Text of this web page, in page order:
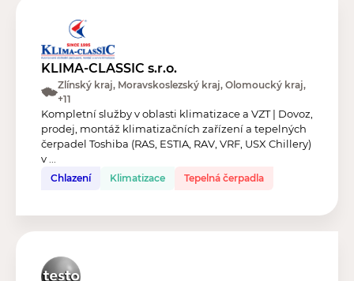
KLIMA-CLASSIC s.r.o.
Zlínský kraj, Moravskoslezský kraj, Olomoucký kraj,
+11
Kompletní služby v oblasti klimatizace a VZT | Dovoz,
prodej, montáž klimatizačních zařízení a tepelných
čerpadel Toshiba (RAS, ESTIA, RAV, VRF, USX Chillery)
v ...
Chlazení Klimatizace Tepelná čerpadla